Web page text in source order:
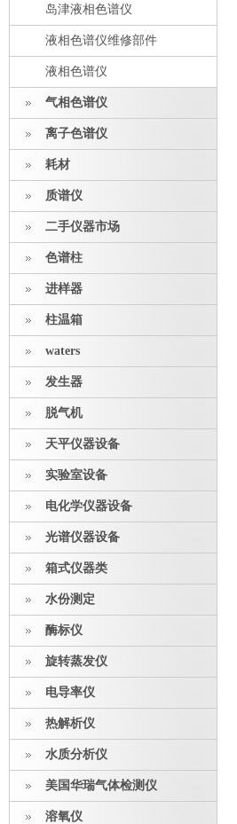
岛津液相色谱仪
液相色谱仪维修部件
液相色谱仪
气相色谱仪
离子色谱仪
耗材
质谱仪
二手仪器市场
色谱柱
进样器
柱温箱
waters
发生器
脱气机
天平仪器设备
实验室设备
电化学仪器设备
光谱仪器设备
箱式仪器类
水份测定
酶标仪
旋转蒸发仪
电导率仪
热解析仪
水质分析仪
美国华瑞气体检测仪
溶氧仪